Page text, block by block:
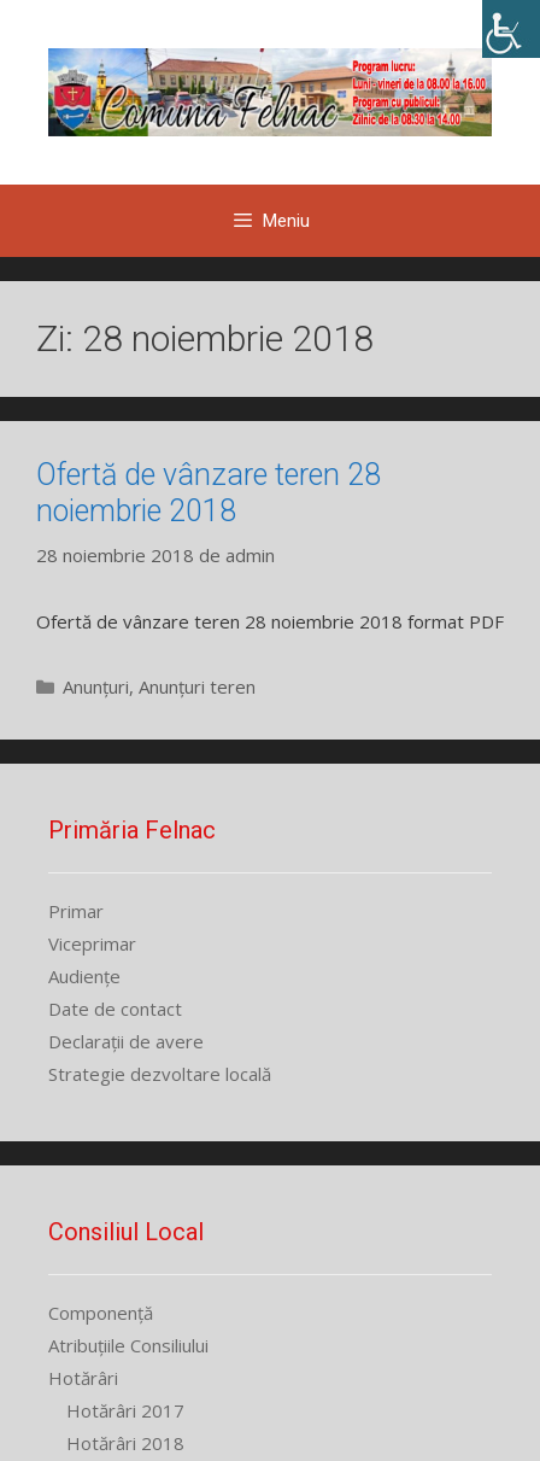
conținut
Meniu
Zi: 28 noiembrie 2018
Ofertă de vânzare teren 28
noiembrie 2018
28 noiembrie 2018 de admin
Ofertă de vânzare teren 28 noiembrie 2018 format PDF
Categorii
Anunțuri, Anunțuri teren
Primăria Felnac
Primar
Viceprimar
Audiențe
Date de contact
Declarații de avere
Strategie dezvoltare locală
Consiliul Local
Componență
Atribuțiile Consiliului
Hotărâri
Hotărâri 2017
Hotărâri 2018